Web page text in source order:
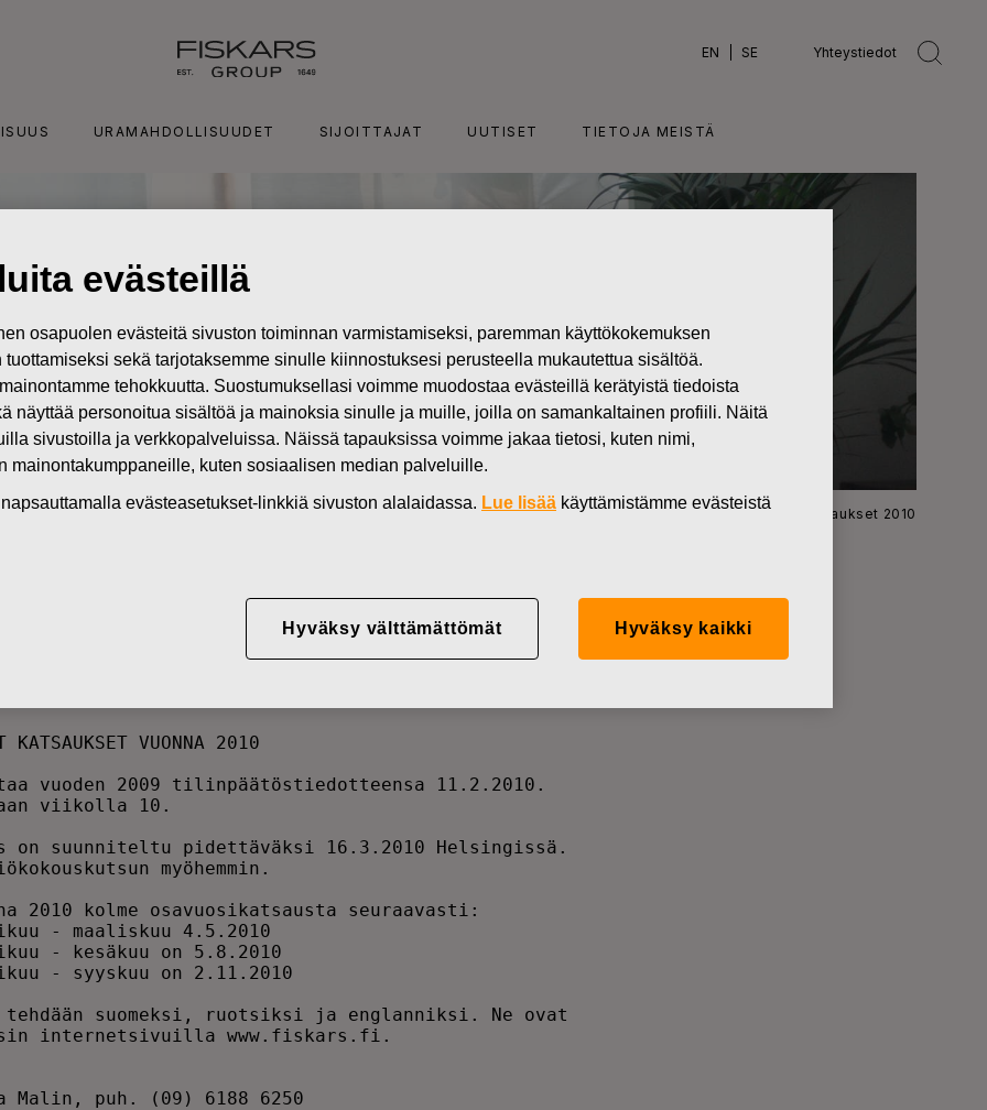
EN SE Yhteystiedot
URAMAHDOLLISUUDET SIJOITTAJAT UUTISET TIETOJA MEISTÄ
Uutiset Fiskarsin taloudelliset katsaukset 2010
katsaukset 2010
KATSAUKSET VUONNA 2010
vuoden 2009 tilinpäätöstiedotteensa 11.2.2010.
julkaistaan viikolla 10.
on suunniteltu pidettäväksi 16.3.2010 Helsingissä.
yhtiökokouskutsun myöhemmin.
2010 kolme osavuosikatsausta seuraavasti:
tammikuu - maaliskuu 4.5.2010
tammikuu - kesäkuu on 5.8.2010
tammikuu - syyskuu on 2.11.2010
suomeksi, ruotsiksi ja englanniksi. Ne ovat
internetsivuilla www.fiskars.fi.
Nora Malin, puh. (09) 6188 6250
evästeillä
osapuolen evästeitä sivuston toiminnan varmistamiseksi, paremman käyttökokemuksen
sekä tarjotaksemme sinulle kiinnostuksesi perusteella mukautettua sisältöä.
tehokkuutta. Suostumuksellasi voimme muodostaa evästeillä kerätyistä tiedoista
näyttää personoitua sisältöä ja mainoksia sinulle ja muille, joilla on samankaltainen profiili. Näitä
sivustoilla ja verkkopalveluissa. Näissä tapauksissa voimme jakaa tietosi, kuten nimi,
mainontakumppaneille, kuten sosiaalisen median palveluille.
evästeasetukset-linkkiä sivuston alalaidassa. Lue lisää käyttämistämme evästeistä
Hyväksy välttämättömät Hyväksy kaikki